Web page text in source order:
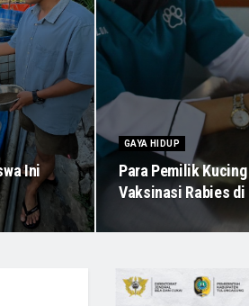
Ini
GAYA HIDUP
Para Pemilik
Vaksinasi Rabies di